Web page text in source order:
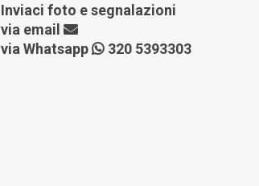
Inviaci foto e segnalazioni
via email
via Whatsapp
320 5393303